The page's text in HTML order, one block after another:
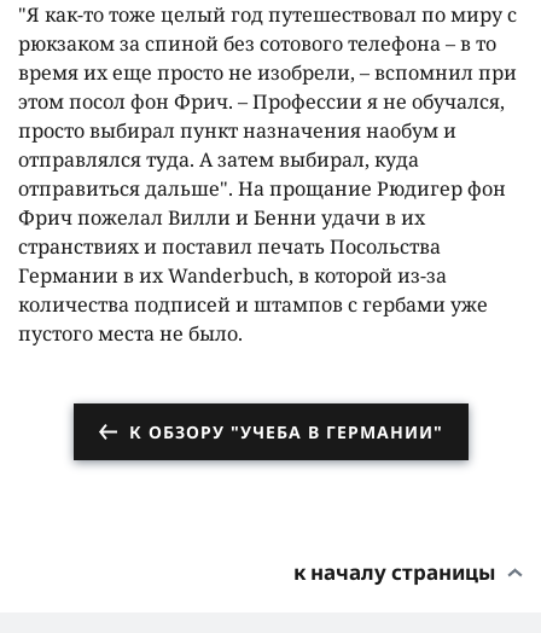
"Я как-то тоже целый год путешествовал по миру с
рюкзаком за спиной без сотового телефона – в то
время их еще просто не изобрели, – вспомнил при
этом посол фон Фрич. – Профессии я не обучался,
просто выбирал пункт назначения наобум и
отправлялся туда. А затем выбирал, куда
отправиться дальше". На прощание Рюдигер фон
Фрич пожелал Вилли и Бенни удачи в их
странствиях и поставил печать Посольства
Германии в их Wanderbuch, в которой из-за
количества подписей и штампов с гербами уже
пустого места не было.
К ОБЗОРУ "УЧЕБА В ГЕРМАНИИ"
к началу страницы